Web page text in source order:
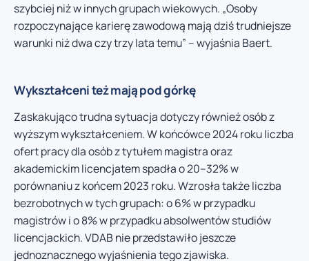
szybciej niż w innych grupach wiekowych. „Osoby
rozpoczynające karierę zawodową mają dziś trudniejsze
warunki niż dwa czy trzy lata temu” – wyjaśnia Baert.
Wykształceni też mają pod górkę
Zaskakująco trudna sytuacja dotyczy również osób z
wyższym wykształceniem. W końcówce 2024 roku liczba
ofert pracy dla osób z tytułem magistra oraz
akademickim licencjatem spadła o 20–32% w
porównaniu z końcem 2023 roku. Wzrosła także liczba
bezrobotnych w tych grupach: o 6% w przypadku
magistrów i o 8% w przypadku absolwentów studiów
licencjackich. VDAB nie przedstawiło jeszcze
jednoznacznego wyjaśnienia tego zjawiska.